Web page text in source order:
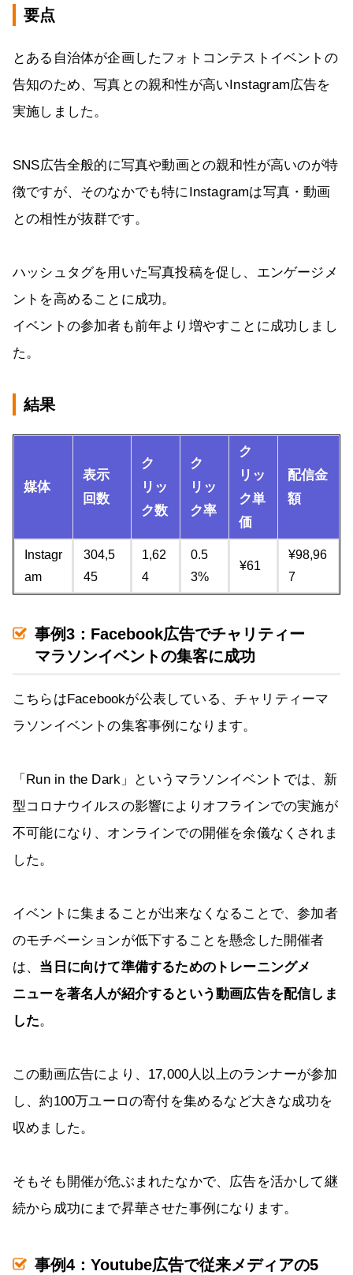
要点
とある自治体が企画したフォトコンテストイベントの
告知のため、写真との親和性が高いInstagram広告を
実施しました。
SNS広告全般的に写真や動画との親和性が高いのが特
徴ですが、そのなかでも特にInstagramは写真・動画
との相性が抜群です。
ハッシュタグを用いた写真投稿を促し、エンゲージメ
ントを高めることに成功。
イベントの参加者も前年より増やすことに成功しまし
た。
結果
媒体
表示
回数
ク
リッ
ク数
ク
リッ
ク率
ク
リッ
ク単
価
配信金
額
Instagr
am
304,5
45
1,62
4
0.5
3%
¥61
¥98,96
7
事例3：Facebook広告でチャリティー
マラソンイベントの集客に成功
こちらはFacebookが公表している、チャリティーマ
ラソンイベントの集客事例になります。
「Run in the Dark」というマラソンイベントでは、新
型コロナウイルスの影響によりオフラインでの実施が
不可能になり、オンラインでの開催を余儀なくされま
した。
イベントに集まることが出来なくなることで、参加者
のモチベーションが低下することを懸念した開催者
は、 当日に向けて準備するためのトレーニングメ
ニューを著名人が紹介するという動画広告を配信しま
した。
この動画広告により、17,000人以上のランナーが参加
し、約100万ユーロの寄付を集めるなど大きな成功を
収めました。
そもそも開催が危ぶまれたなかで、広告を活かして継
続から成功にまで昇華させた事例になります。
事例4：Youtube広告で従来メディアの5